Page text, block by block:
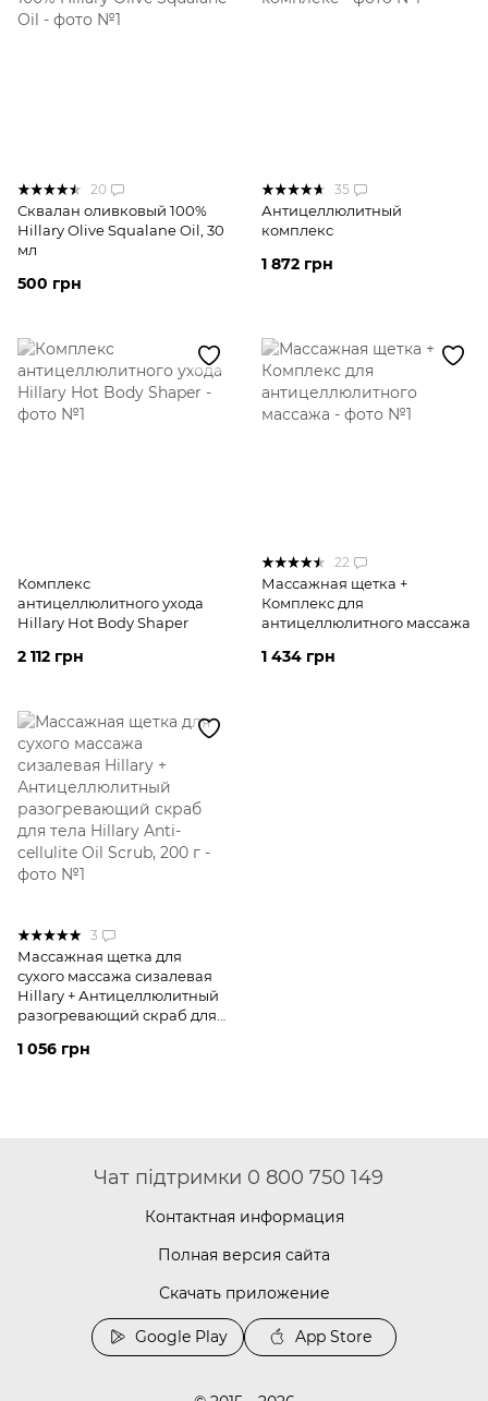
20
Сквалан оливковый 100%
Hillary Olive Squalane Oil, 30
мл
500 грн
35
Антицеллюлитный
комплекс
1 872 грн
Комплекс
антицеллюлитного ухода
Hillary Hot Body Shaper
2 112 грн
22
Массажная щетка +
Комплекс для
антицеллюлитного массажа
1 434 грн
3
Массажная щетка для
сухого массажа сизалевая
Hillary + Антицеллюлитный
разогревающий скраб для
Scrub, 200 г
1 056 грн
Чат підтримки 0 800 750 149
Контактная информация
Полная версия сайта
Скачать приложение
Google Play App Store